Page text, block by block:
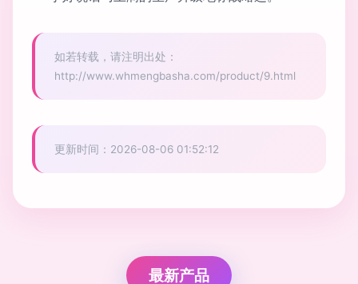
如若转载，请注明出处：
http://www.whmengbasha.com/product/9.html
更新时间：2026-08-06 01:52:12
最新产品